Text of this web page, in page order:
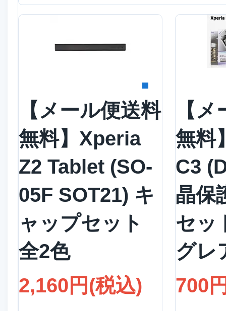
【メール便送料
無料】Xperia
Z2 Tablet (SO-
05F SOT21) キ
ャップセット
全2色
2,160円(税込)
【
無料
C3
晶保
セッ
グレ
700